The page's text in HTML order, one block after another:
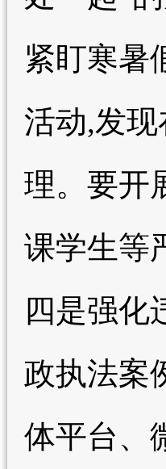
紧盯寒暑
活动,发
理。要开
课学生等
四是强化
政执法案
体平台、